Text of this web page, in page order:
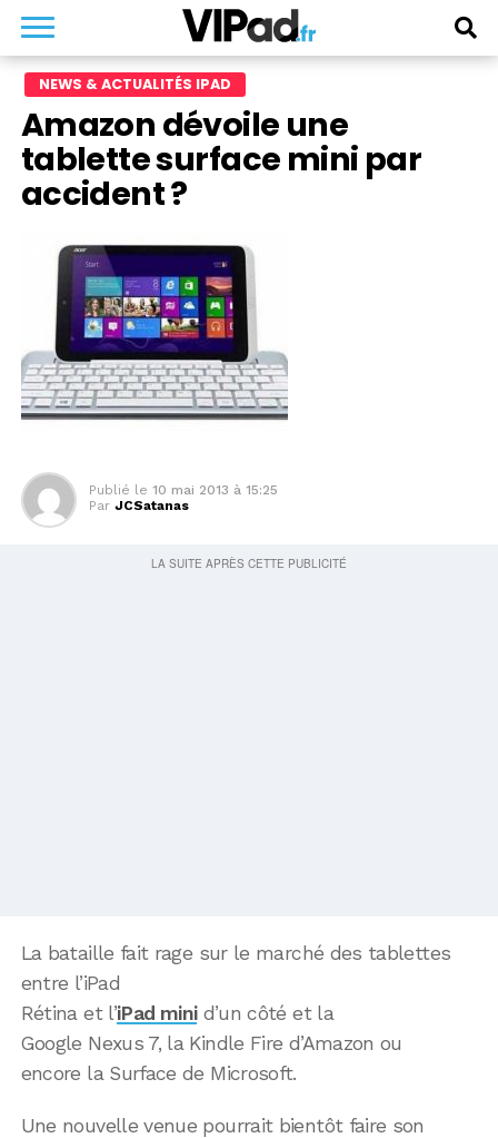
NEWS & ACTUALITÉS IPAD
Amazon dévoile une
tablette surface mini par
accident ?
Publié le 10 mai 2013 à 15:25
Par JCSatanas
La bataille fait rage sur le marché des tablettes
entre l’iPad
Rétina et l’iPad minid’un côté et la
Google Nexus 7, la Kindle Fire d’Amazon ou
encore la Surface de Microsoft.
Une nouvelle venue pourrait bientôt faire son